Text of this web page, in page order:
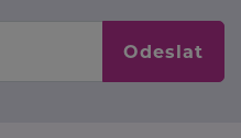
Odeslat